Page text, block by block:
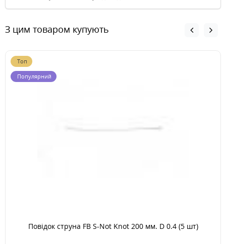
З цим товаром купують
Топ
Популярний
Повідок струна FB S-Not Knot 200 мм. D 0.4 (5 шт)